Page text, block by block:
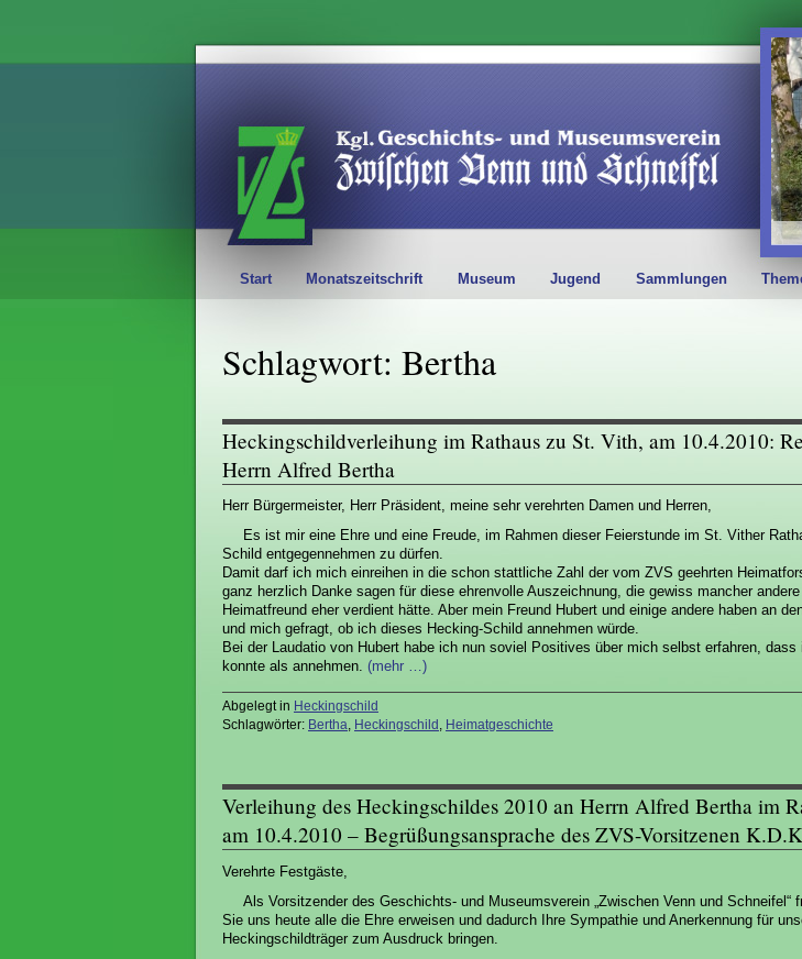
Start Monatszeitschrift Museum Jugend Sammlungen
Schlagwort: Bertha
Heckingschildverleihung im Rathaus zu St. Vith, am 10.4.2010:
Herrn Alfred Bertha
Herr Bürgermeister, Herr Präsident, meine sehr verehrten Damen und Herren,
Es ist mir eine Ehre und eine Freude, im Rahmen dieser Feierstunde im St. Vither
Schild entgegennehmen zu dürfen.
Damit darf ich mich einreihen in die schon stattliche Zahl der vom ZVS geehrten
ganz herzlich Danke sagen für diese ehrenvolle Auszeichnung, die gewiss mancher
Heimatfreund eher verdient hätte. Aber mein Freund Hubert und einige andere haben an
und mich gefragt, ob ich dieses Hecking-Schild annehmen würde.
Bei der Laudatio von Hubert habe ich nun soviel Positives über mich selbst erfahren, dass
konnte als annehmen. (mehr …)
Abgelegt in Heckingschild
Schlagwörter: Bertha, Heckingschild , Heimatgeschichte
Verleihung des Heckingschildes 2010 an Herrn Alfred Bertha im
am 10.4.2010 – Begrüßungsansprache des ZVS-Vorsitzenen
Verehrte Festgäste,
Als Vorsitzender des Geschichts- und Museumsverein „Zwischen Venn und Schneifel“
Sie uns heute alle die Ehre erweisen und dadurch Ihre Sympathie und Anerkennung für
Heckingschildträger zum Ausdruck bringen.